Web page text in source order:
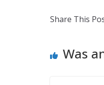
Share This
Was